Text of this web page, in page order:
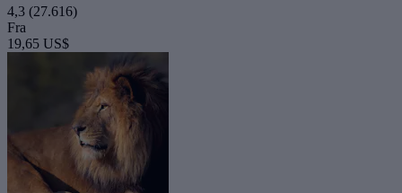
4,3 (27.616)
Fra
19,65 US$